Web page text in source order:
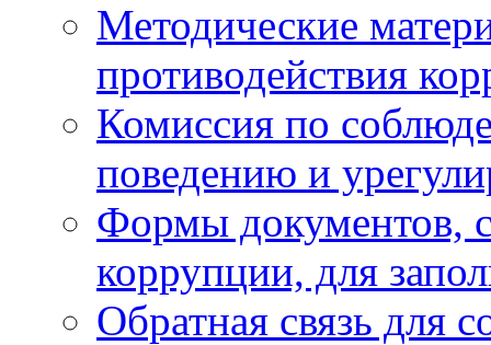
Методические
противодействия
Комиссия по
поведению и
Формы документов,
коррупции, для
Обратная связь для